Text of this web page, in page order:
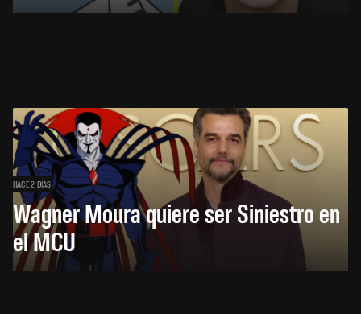
HACE 2 DÍAS
Wagner Moura quiere ser Siniestro en
el MCU